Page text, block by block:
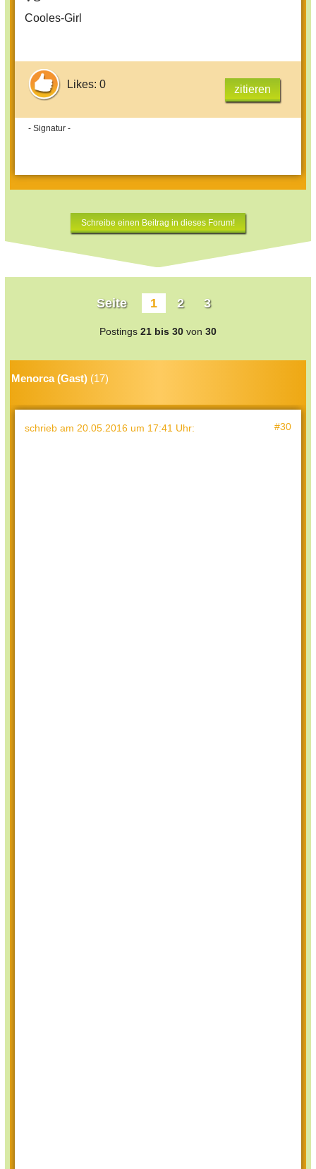
Cooles-Girl
Likes: 0 zitieren
- Signatur -
Schreibe einen Beitrag in dieses Forum!
Seite 1 2 3
Postings 21 bis 30 von 30
Menorca (Gast) (17)
schrieb am 20.05.2016 um 17:41 Uhr: #30